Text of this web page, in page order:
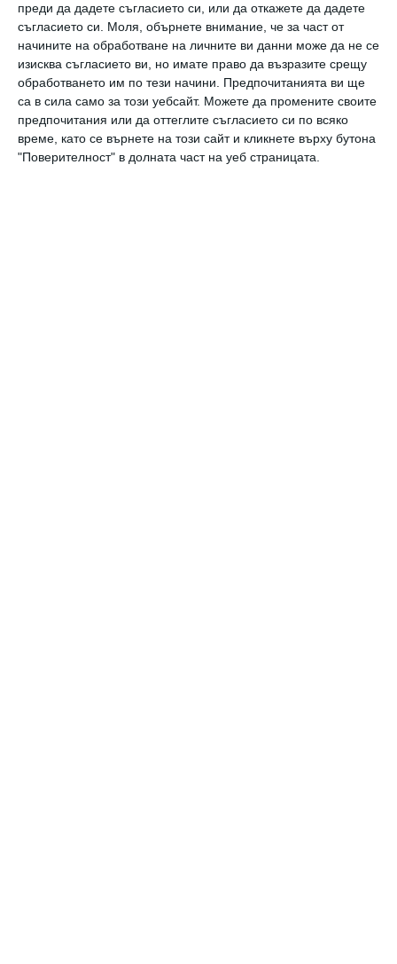
преди да дадете съгласието си, или да откажете да дадете
съгласието си. Моля, обърнете внимание, че за част от
начините на обработване на личните ви данни може да не се
изисква съгласието ви, но имате право да възразите срещу
обработването им по тези начини. Предпочитанията ви ще
са в сила само за този уебсайт. Можете да промените своите
предпочитания или да оттеглите съгласието си по всяко
време, като се върнете на този сайт и кликнете върху бутона
"Поверителност" в долната част на уеб страницата.
Защо тийнейджърът се самонаранява?